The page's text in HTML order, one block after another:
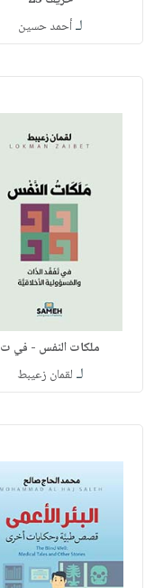
لـأحمد حسين
ملكات النفس - في ت
لـ لقمان زعيبط